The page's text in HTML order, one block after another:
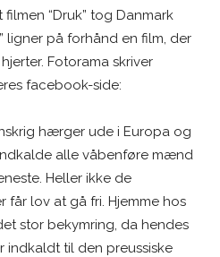
“Druk” tog Danmark
ligner på forhånd en film, der
Fotorama skriver
facebook-side:
hærger ude i Europa og
alle våbenføre mænd
Heller ikke de
får lov at gå fri. Hjemme hos
stor bekymring, da hendes
indkaldt til den preussiske